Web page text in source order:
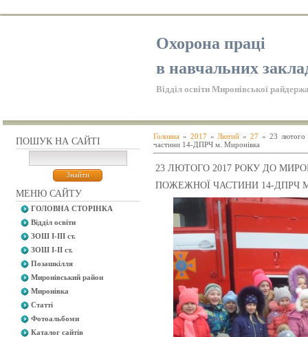
Охорона праці
в навчальних
Відділ освіти Миронівської
ПОШУК НА САЙТІ
МЕНЮ САЙТУ
ГОЛОВНА СТОРІНКА
Відділ освіти
ЗОШ І-ІІІ ст.
ЗОШ І-ІІ ст.
Позашкілля
Миронівський район
Миронівка
Статті
Фотоальбоми
Каталог сайтів
Головна » 2017 » Лютий » 27 » 23 лютого
частини 14-ДПРЧ м. Миронівка
23 ЛЮТОГО 2017 РОКУ ДО
ПОЖЕЖНОЇ ЧАСТИНИ 14-ДПРЧ